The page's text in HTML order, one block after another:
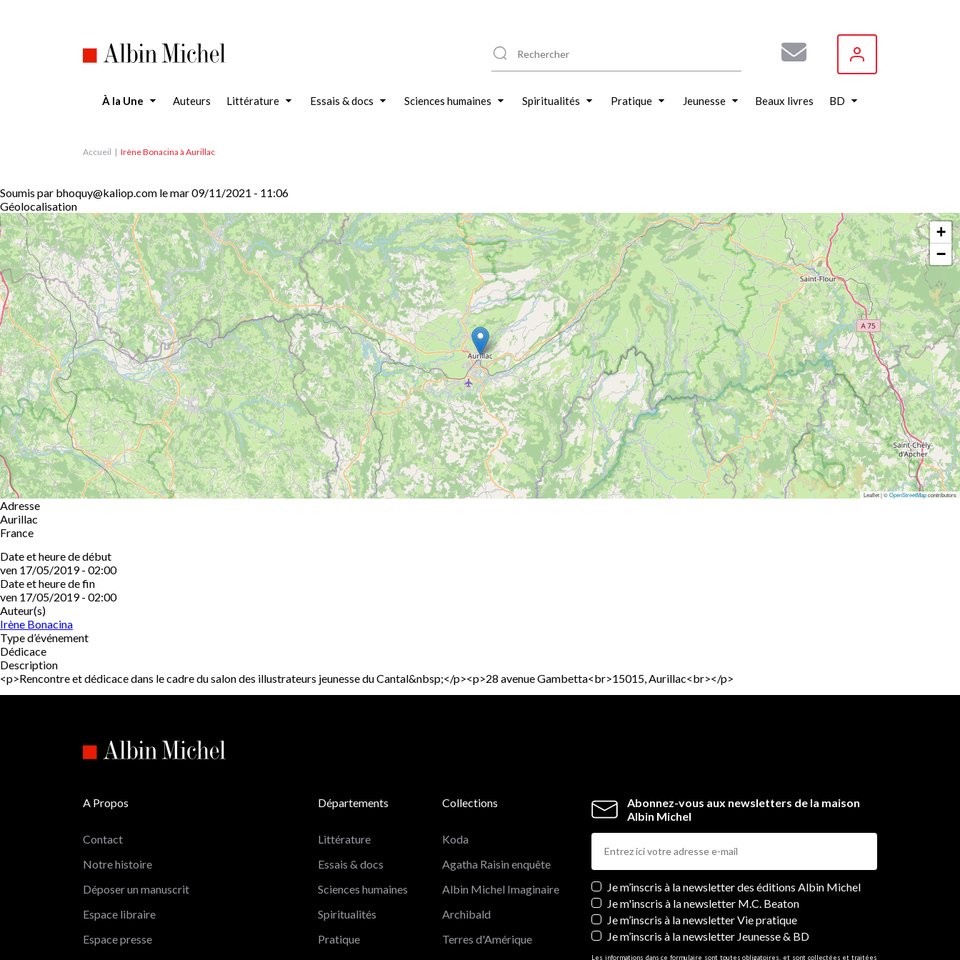
À la Une Auteurs Littérature Essais & docs Sciences humaines Spiritualités Pratique Jeunesse Beaux livres BD
Accueil Irène Bonacina à Aurillac
Soumis par bhoquy@kaliop.com lemar 09/11/2021 - 11:06
Géolocalisation
+
−
Leaflet | ©OpenStreetMapcontributors
Adresse
Aurillac
France
Date et heure de début
ven 17/05/2019 - 02:00
Date et heure de fin
ven 17/05/2019 - 02:00
Auteur(s)
Irène Bonacina
Type d’événement
Dédicace
Description
<p>Rencontre et dédicace dans le cadre du salon des illustrateurs jeunesse du Cantal&nbsp;</p><p>28 avenue Gambetta<br>15015, Aurillac<br></p>
Abonnez-vous aux newsletters de la maison
Albin Michel
Newsletters
Je m’inscris à la newsletter des éditions Albin Michel
Je m'inscris à la newsletter M.C. Beaton
Je m’inscris à la newsletter Vie pratique
Je m’inscris à la newsletter Jeunesse & BD
Les informations dans ce formulaire sont toutes obligatoires, et sont collectées et traitées
A Propos
Contact
Notre histoire
Déposer un manuscrit
Espace libraire
Espace presse
Départements
Littérature
Essais & docs
Sciences humaines
Spiritualités
Pratique
Collections
Koda
Agatha Raisin enquête
Albin Michel Imaginaire
Archibald
Terres d'Amérique